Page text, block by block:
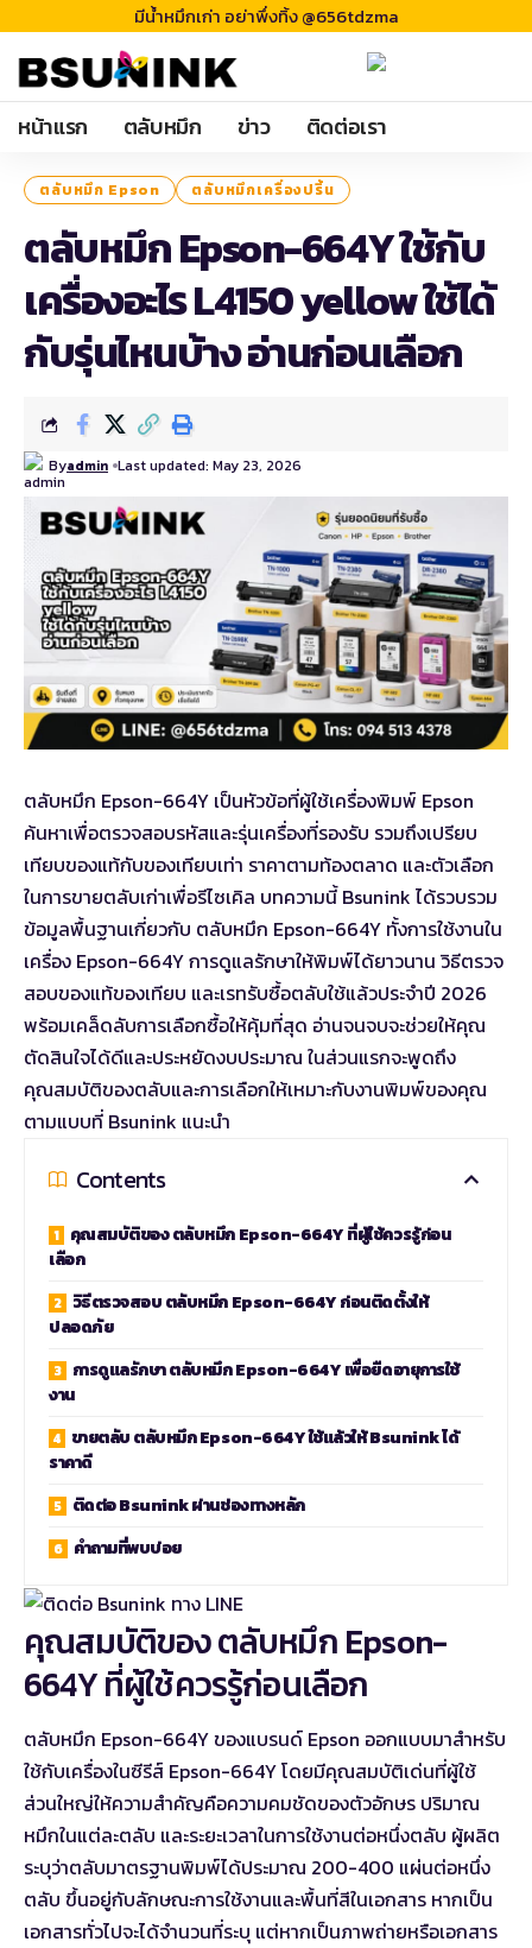
มีน้ำหมึกเก่า อย่าพึ่งทิ้ง @656tdzma
หน้าแรก ตลับหมึก ข่าว ติดต่อเรา
ตลับหมึก Epson ตลับหมึกเครื่องปริ้น
ตลับหมึก Epson-664Y ใช้กับ
เครื่องอะไร L4150 yellow ใช้ได้
กับรุ่นไหนบ้าง อ่านก่อนเลือก
Byadmin Last updated: May 23, 2026
ตลับหมึก Epson-664Y เป็นหัวข้อที่ผู้ใช้เครื่องพิมพ์ Epson
ค้นหาเพื่อตรวจสอบรหัสและรุ่นเครื่องที่รองรับ รวมถึงเปรียบ
เทียบของแท้กับของเทียบเท่า ราคาตามท้องตลาด และตัวเลือก
ในการขายตลับเก่าเพื่อรีไซเคิล บทความนี้ Bsunink ได้รวบรวม
ข้อมูลพื้นฐานเกี่ยวกับ ตลับหมึก Epson-664Y ทั้งการใช้งานใน
เครื่อง Epson-664Y การดูแลรักษาให้พิมพ์ได้ยาวนาน วิธีตรวจ
สอบของแท้ของเทียบ และเรทรับซื้อตลับใช้แล้วประจำปี 2026
พร้อมเคล็ดลับการเลือกซื้อให้คุ้มที่สุด อ่านจนจบจะช่วยให้คุณ
ตัดสินใจได้ดีและประหยัดงบประมาณ ในส่วนแรกจะพูดถึง
คุณสมบัติของตลับและการเลือกให้เหมาะกับงานพิมพ์ของคุณ
ตามแบบที่ Bsunink แนะนำ
Contents
คุณสมบัติของ ตลับหมึก Epson-664Y ที่ผู้ใช้ควรรู้ก่อน
เลือก
วิธีตรวจสอบ ตลับหมึก Epson-664Y ก่อนติดตั้งให้
ปลอดภัย
การดูแลรักษา ตลับหมึก Epson-664Y เพื่อยืดอายุการใช้
งาน
ขายตลับ ตลับหมึก Epson-664Y ใช้แล้วให้ Bsunink ได้
ราคาดี
ติดต่อ Bsunink ผ่านช่องทางหลัก
คำถามที่พบบ่อย
คุณสมบัติของ ตลับหมึก Epson-
664Y ที่ผู้ใช้ควรรู้ก่อนเลือก
ตลับหมึก Epson-664Y ของแบรนด์ Epson ออกแบบมาสำหรับ
ใช้กับเครื่องในซีรีส์ Epson-664Y โดยมีคุณสมบัติเด่นที่ผู้ใช้
ส่วนใหญ่ให้ความสำคัญคือความคมชัดของตัวอักษร ปริมาณ
หมึกในแต่ละตลับ และระยะเวลาในการใช้งานต่อหนึ่งตลับ ผู้ผลิต
ระบุว่าตลับมาตรฐานพิมพ์ได้ประมาณ 200-400 แผ่นต่อหนึ่ง
ตลับ ขึ้นอยู่กับลักษณะการใช้งานและพื้นที่สีในเอกสาร หากเป็น
เอกสารทั่วไปจะได้จำนวนที่ระบุ แต่หากเป็นภาพถ่ายหรือเอกสาร